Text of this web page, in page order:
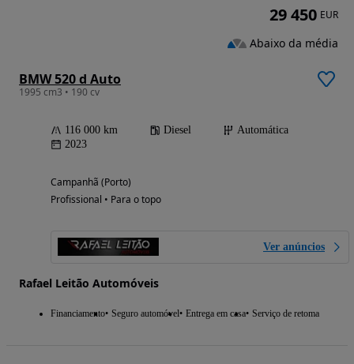
BMW 520 d Auto
1995 cm3 • 190 cv
116 000 km Diesel
Automática
2023
Campanhã (Porto)
Profissional • Para o topo
Ver anúncios
Rafael Leitão Automóveis
Financiamento Seguro automóvel Entrega em casa Serviço de retoma
29 450 EUR
Abaixo da média